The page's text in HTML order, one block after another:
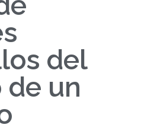
del
de un